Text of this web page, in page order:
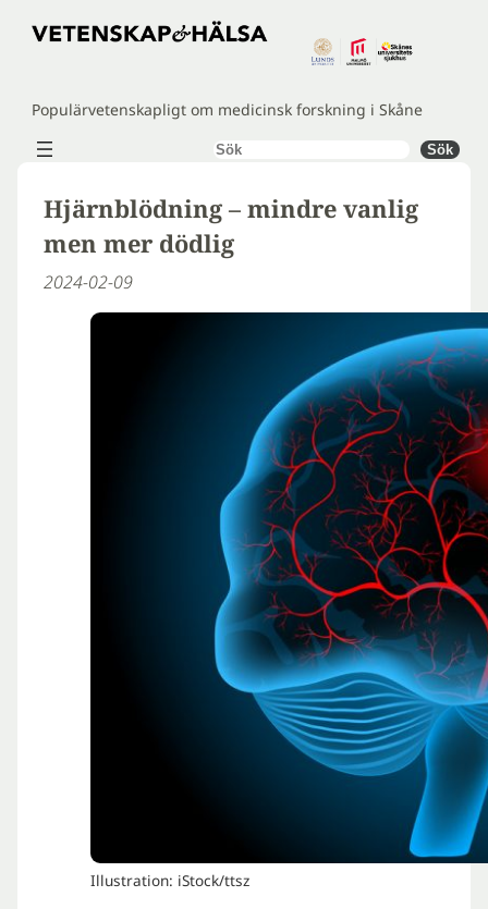
Hoppa
Populärvetenskapligt om medicinsk forskning i Skåne
Sök Sök
Hjärnblödning – mindre vanlig
men mer dödlig
2024-02-09
Illustration: iStock/ttsz